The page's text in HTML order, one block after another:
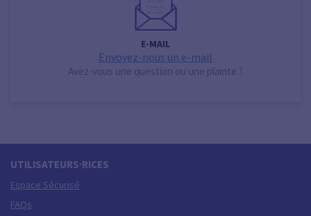
E-MAIL
Envoyez-nous un e-mail
Avez-vous une question ou une plainte ?
UTILISATEURS·RICES
Espace Sécurisé
FAQs